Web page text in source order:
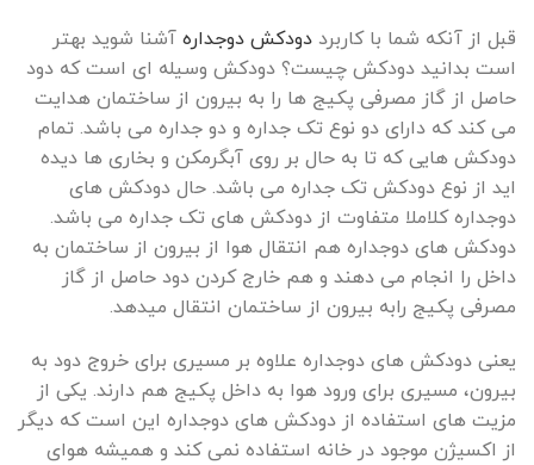
قبل از آنکه شما با کاربرد دودکش دوجداره آشنا شوید بهتر
است بدانید دودکش چیست؟ دودکش وسیله ای است که دود
حاصل از گاز مصرفی پکیج ها را به بیرون از ساختمان هدایت
می کند که دارای دو نوع تک جداره و دو جداره می باشد. تمام
دودکش هایی که تا به حال بر روی آبگرمکن و بخاری ها دیده
اید از نوع دودکش تک جداره می باشد. حال دودکش های
دوجداره کلاملا متفاوت از دودکش های تک جداره می باشد.
دودکش های دوجداره هم انتقال هوا از بیرون از ساختمان به
داخل را انجام می دهند و هم خارج کردن دود حاصل از گاز
مصرفی پکیج رابه بیرون از ساختمان انتقال میدهد.
یعنی دودکش های دوجداره علاوه بر مسیری برای خروج دود به
بیرون، مسیری برای ورود هوا به داخل پکیج هم دارند. یکی از
مزیت های استفاده از دودکش های دوجداره این است که دیگر
از اکسیژن موجود در خانه استفاده نمی کند و همیشه هوای